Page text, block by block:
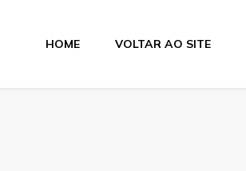
HOME VOLTAR AO SITE